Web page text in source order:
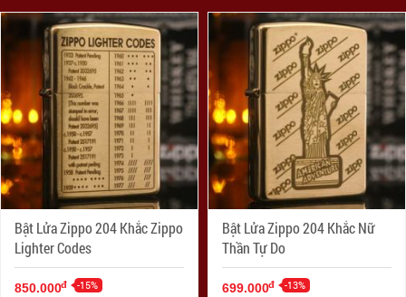
Bật Lửa Zippo 204 Khắc Zippo
Lighter Codes
850.000đ -15%
Bật Lửa Zippo 204 Khắc Nữ
Thần Tự Do
699.000đ -13%